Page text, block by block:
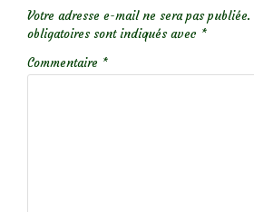
Votre adresse e-mail ne sera pas publiée.
obligatoires sont indiqués avec *
Commentaire *